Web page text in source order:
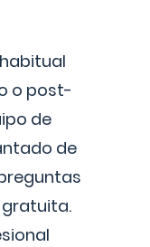
o post-
de
de